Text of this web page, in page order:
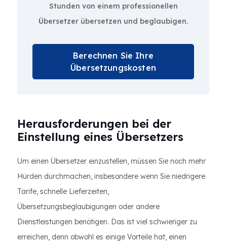
Stunden von einem professionellen
Übersetzer übersetzen und beglaubigen.
Berechnen Sie Ihre
Übersetzungskosten
Herausforderungen bei der
Einstellung eines Übersetzers
Um einen Übersetzer einzustellen, müssen Sie noch mehr
Hürden durchmachen, insbesondere wenn Sie niedrigere
Tarife, schnelle Lieferzeiten,
Übersetzungsbeglaubigungen oder andere
Dienstleistungen benötigen. Das ist viel schwieriger zu
erreichen, denn obwohl es einige Vorteile hat, einen